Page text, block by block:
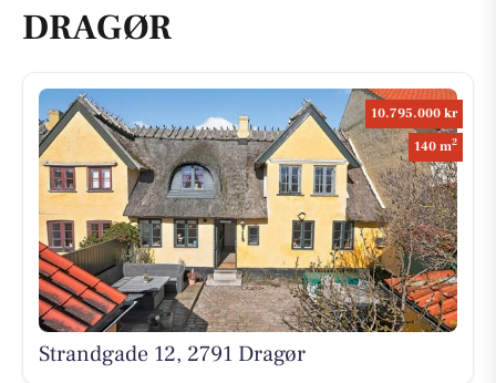
DRAGØR
10.795.000 kr
140 m2
Strandgade 12, 2791 Dragør